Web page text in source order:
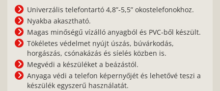
Univerzális telefontartó 4,8”-5,5” okostelefonokhoz.
Nyakba akasztható.
Magas minőségű vízálló anyagból és PVC-ből készült.
Tökéletes védelmet nyújt úszás, búvárkodás,
horgászás, csónakázás és síelés közben is.
Megvédi a készüléket a beázástól.
Anyaga védi a telefon képernyőjét és lehetővé teszi a
készülék egyszerű használatát.